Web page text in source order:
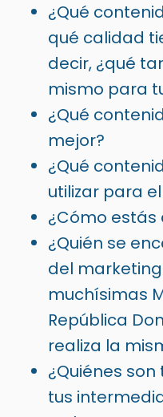
¿Qué
qué calidad
decir, ¿qué
mismo para
¿Qué
mejor?
¿Qué
utilizar para
¿Cómo estás
¿Quién se
del
muchísimas
República
realiza la
¿Quiénes
tus